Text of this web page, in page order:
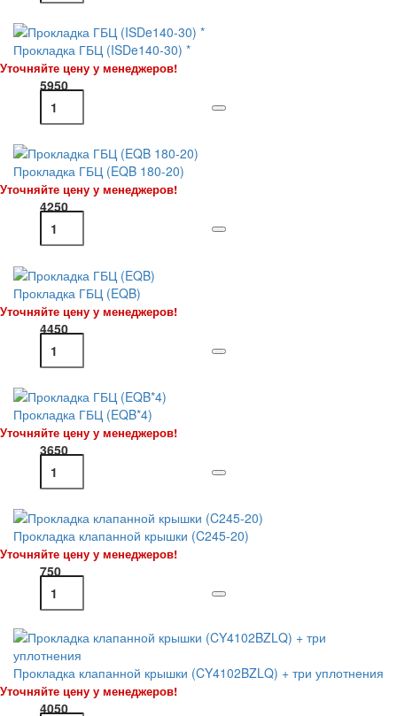
Прокладка ГБЦ (ISDe140-30) *
Уточняйте цену у менеджеров!
5950
Прокладка ГБЦ (EQB 180-20)
Уточняйте цену у менеджеров!
4250
Прокладка ГБЦ (EQB)
Уточняйте цену у менеджеров!
4450
Прокладка ГБЦ (EQB*4)
Уточняйте цену у менеджеров!
3650
Прокладка клапанной крышки (C245-20)
Уточняйте цену у менеджеров!
750
Прокладка клапанной крышки (CY4102BZLQ) + три уплотнения
Уточняйте цену у менеджеров!
4050